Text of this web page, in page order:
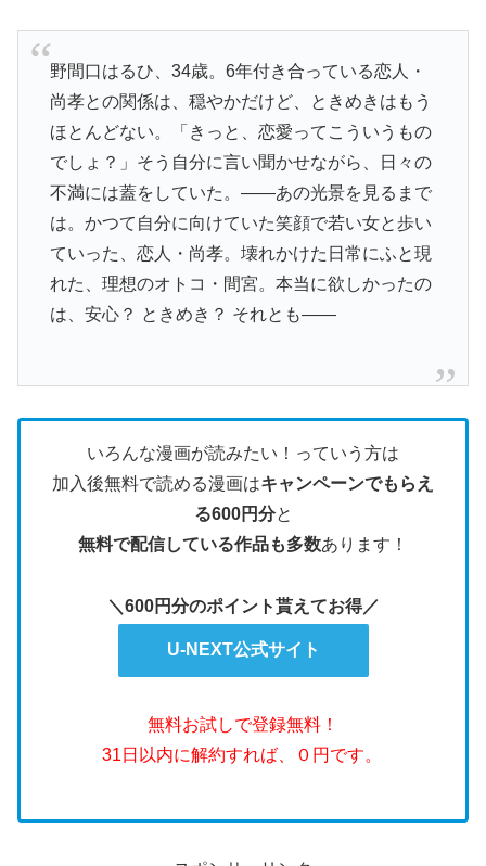
野間口はるひ、34歳。6年付き合っている恋人・
尚孝との関係は、穏やかだけど、ときめきはもう
ほとんどない。「きっと、恋愛ってこういうもの
でしょ？」そう自分に言い聞かせながら、日々の
不満には蓋をしていた。――あの光景を見るまで
は。かつて自分に向けていた笑顔で若い女と歩い
ていった、恋人・尚孝。壊れかけた日常にふと現
れた、理想のオトコ・間宮。本当に欲しかったの
は、安心？ ときめき？ それとも――
いろんな漫画が読みたい！っていう方は
加入後無料で読める漫画はキャンペーンでもらえ
る600円分と
無料で配信している作品も多数あります！
＼600円分のポイント貰えてお得／
U-NEXT公式サイト
無料お試しで登録無料！
31日以内に解約すれば、０円です。